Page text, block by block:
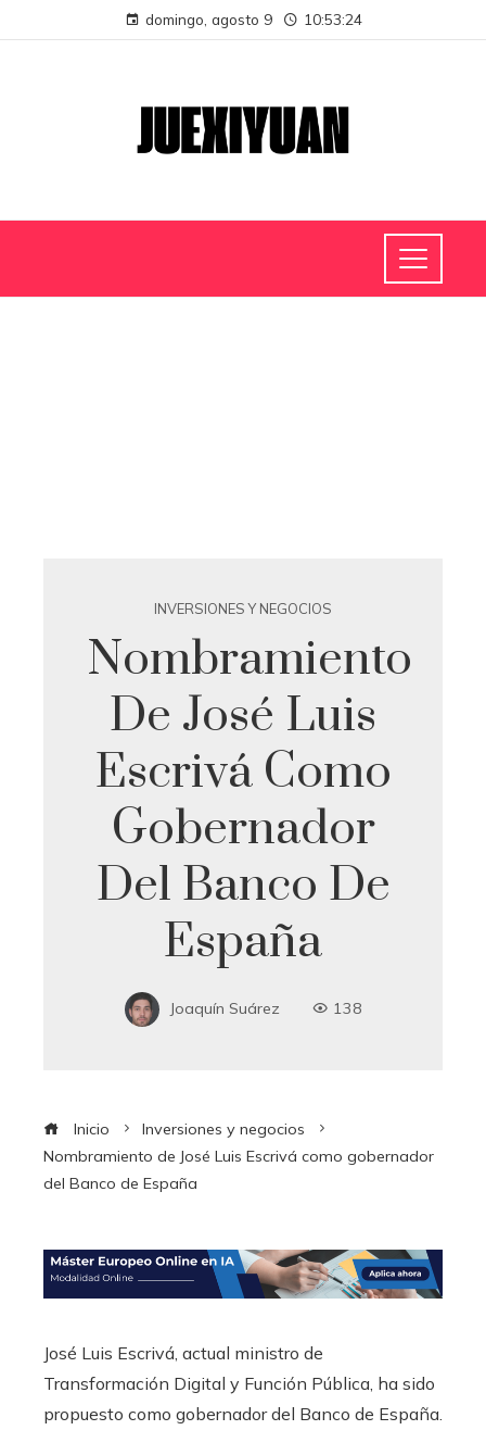
domingo, agosto 9 10:53:24
INVERSIONES Y NEGOCIOS
Nombramiento
De José Luis
Escrivá Como
Gobernador
Del Banco De
España
Joaquín Suárez 138
Inicio
Inversiones y negocios
Nombramiento de José Luis Escrivá como gobernador
del Banco de España
José Luis Escrivá, actual ministro de
Transformación Digital y Función Pública, ha sido
propuesto como gobernador del Banco de España.